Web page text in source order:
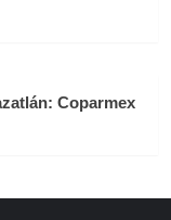
Coparmex